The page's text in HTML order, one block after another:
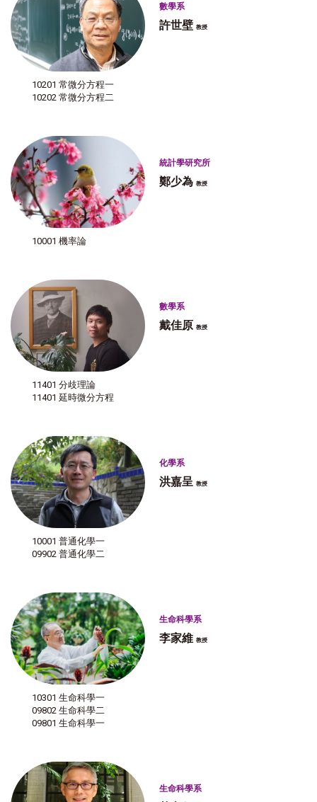
數學系
許世壁 教授
10201 常微分方程一
10202 常微分方程二
統計學研究所
鄭少為 教授
10001 機率論
數學系
戴佳原 教授
11401 分歧理論
11401 延時微分方程
化學系
洪嘉呈 教授
10001 普通化學一
09902 普通化學二
生命科學系
李家維 教授
10301 生命科學一
09802 生命科學二
09801 生命科學一
生命科學系